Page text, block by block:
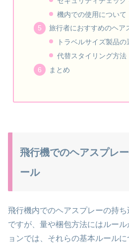
機内での使用について
旅行者におすすめのヘア
トラベルサイズ製品の
代替スタイリング方法
まとめ
飛行機でのヘアスプレ
ール
飛行機内でのヘアスプレーの持
ですが、量や梱包方法にはルー
ョンでは、それらの基本ルールに